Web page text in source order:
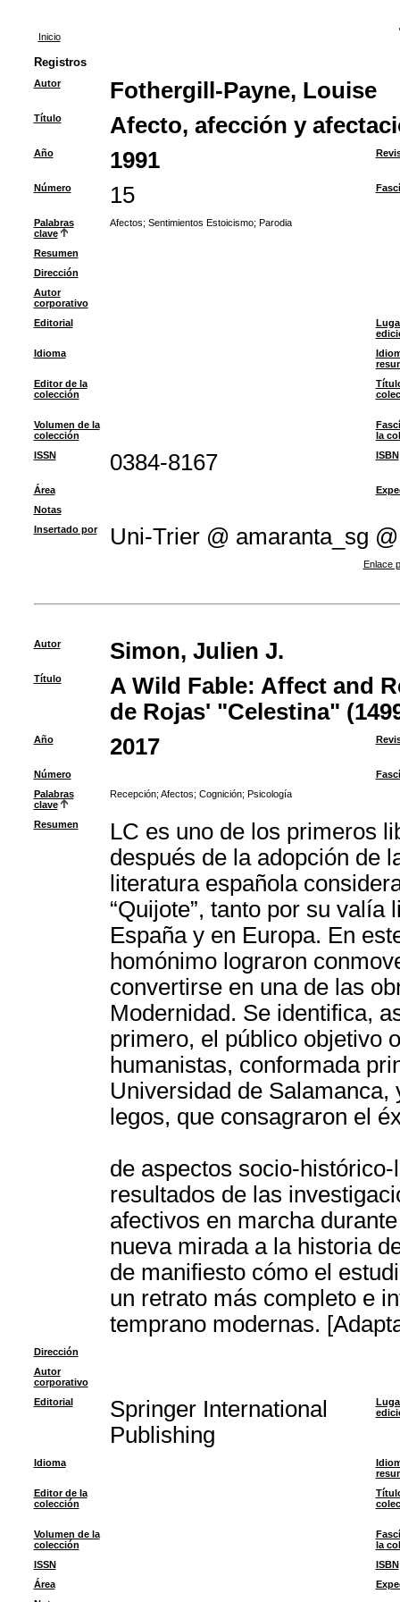
Inicio
Registros
Autor Fothergill-Payne, Louise
Título Afecto, afección y
Año 1991
Número 15
Palabras
clave
Afectos; Sentimientos Estoicismo; Parodia
Resumen
Dirección
Autor
corporativo
Editorial
Idioma
Editor de la
colección
Volumen de la
colección
la
ISSN
0384-8167 ISBN
Área
Notas
Insertado por
Uni-Trier @ amaranta_sg @
Enlace
Autor Simon, Julien J.
Título
A Wild Fable: Affect and
de Rojas' "Celestina"
Año 2017
Número
Palabras
clave
Recepción; Afectos; Cognición; Psicología
Resumen
LC es uno de los primeros
después de la adopción de
literatura española
“Quijote”, tanto por su
España y en Europa. En
homónimo lograron
convertirse en una de las
Modernidad. Se identifica,
primero, el público objetivo
humanistas, conformada
Universidad de Salamanca,
legos, que consagraron el
de aspectos socio-
resultados de las
afectivos en marcha
nueva mirada a la historia
de manifiesto cómo el
un retrato más completo e
temprano modernas.
Dirección
Autor
corporativo
Editorial
Springer International
Publishing
Idioma
Editor de la
colección
Volumen de la
colección
la
ISSN
ISBN
Área